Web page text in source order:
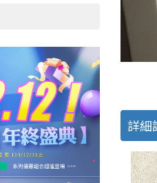
詳細